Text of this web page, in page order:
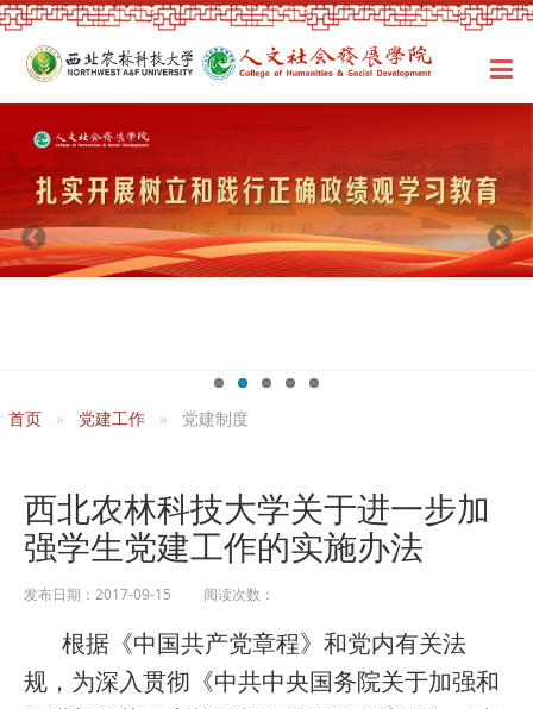
首页 党建工作 党建制度
西北农林科技大学关于进一步加
强学生党建工作的实施办法
发布日期：2017-09-15 阅读次数：
根据《中国共产党章程》和党内有关法
规，为深入贯彻《中共中央国务院关于加强和